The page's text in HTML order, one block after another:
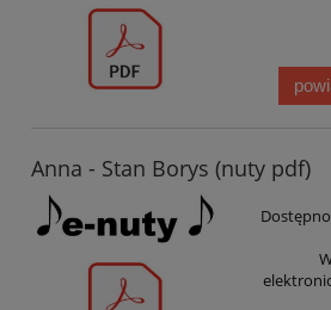
Anna - Stan Borys (nuty pdf)